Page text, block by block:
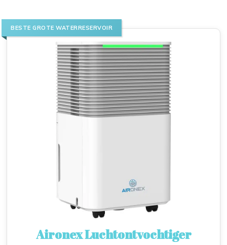
BESTE GROTE WATERRESERVOIR
Aironex Luchtontvochtiger